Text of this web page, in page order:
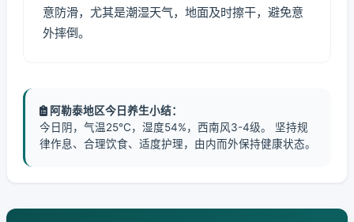
意防滑，尤其是潮湿天气，地面及时擦干，避免意
外摔倒。
阿勒泰地区今日养生小结：
今日阴，气温25℃，湿度54%，西南风3-4级。 坚持规
律作息、合理饮食、适度护理，由内而外保持健康状态。